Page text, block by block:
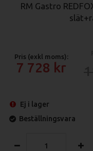
RM Gastro
Pris (exkl moms):
7 728
Ej i lager
Beställningsvara